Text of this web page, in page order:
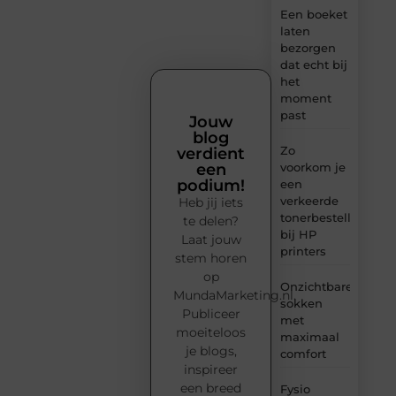
Een boeket
laten
bezorgen
dat echt bij
het
moment
past
Zo
voorkom je
een
verkeerde
tonerbestelling
bij HP
printers
Onzichtbare
sokken
met
maximaal
comfort
Fysio
Jouw
blog
verdient
een
podium!
Heb jij iets
te delen?
Laat jouw
stem horen
op
MundaMarketing.nl.
Publiceer
moeiteloos
je blogs,
inspireer
een breed